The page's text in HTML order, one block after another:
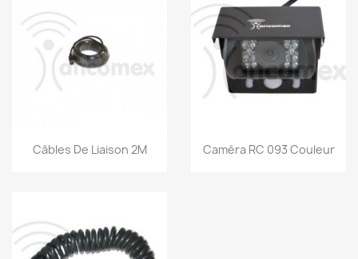
Aperçu rapide
Câbles De Liaison 2M Aperçu rapide
Caméra RC 093 Couleur